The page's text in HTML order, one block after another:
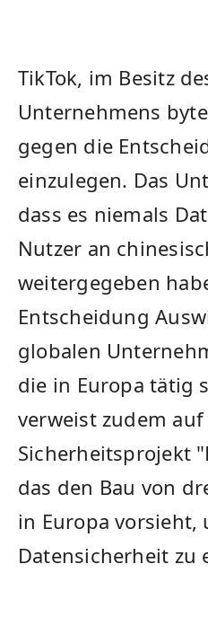
TikTok, im Besitz
Unternehmens
gegen​ die
⁤einzulegen. Das⁣
‍dass es niemals
Nutzer an
weitergegeben
⁤Entscheidung
globalen
die in Europa tätig
verweist zudem auf
Sicherheitsprojekt
das den Bau⁢ von
in Europa vorsieht,
Datensicherheit zu​